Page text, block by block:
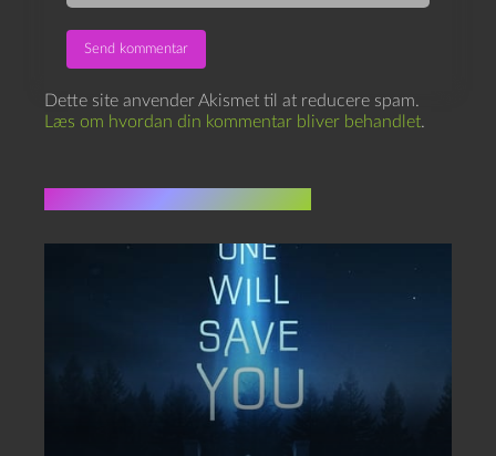
Dette site anvender Akismet til at reducere spam.
Læs om hvordan din kommentar bliver behandlet.